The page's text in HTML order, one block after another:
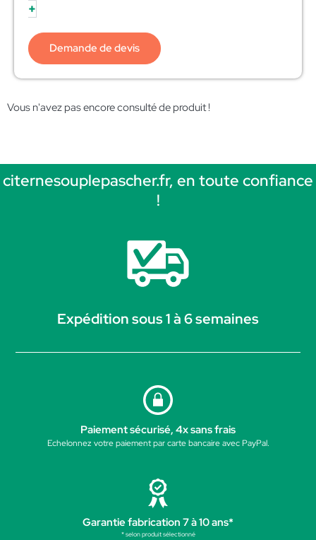
+
Demande de devis
Vous n'avez pas encore consulté de produit !
citernesouplepascher.fr, en toute confiance
!
Expédition sous 1 à 6 semaines
Paiement sécurisé, 4x sans frais
Echelonnez votre paiement par carte bancaire avec PayPal.
Garantie fabrication 7 à 10 ans*
* selon produit sélectionné